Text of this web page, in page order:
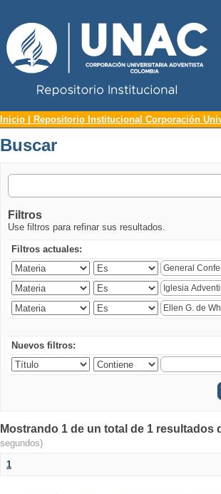
Buscar
Inicio | Repositorio Institucional Corporación
Buscar
Filtros
Use filtros para refinar sus resultados.
Filtros actuales:
Nuevos filtros:
Mostrando 1 de un total de 1
segundos)
1